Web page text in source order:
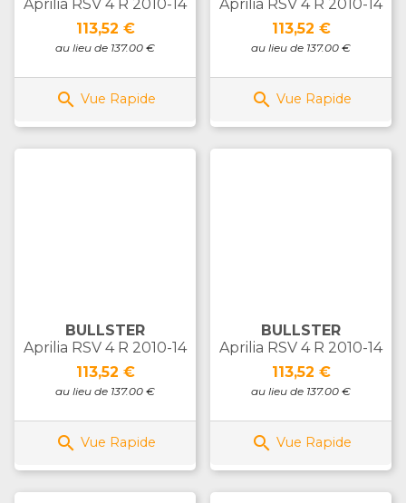
Aprilia RSV 4 R 2010-14
Prix
113,52 €
au lieu de 137.00 €
 Vue Rapide
Aprilia RSV 4 R 2010-14
Prix
113,52 €
au lieu de 137.00 €
 Vue Rapide
BULLSTER
Aprilia RSV 4 R 2010-14
Prix
113,52 €
au lieu de 137.00 €
 Vue Rapide
BULLSTER
Aprilia RSV 4 R 2010-14
Prix
113,52 €
au lieu de 137.00 €
 Vue Rapide